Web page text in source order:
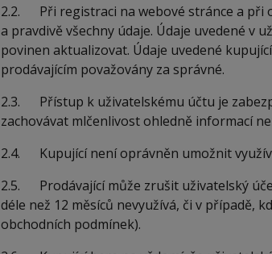
2.2. Při registraci na webové stránce a při
a pravdivě všechny údaje. Údaje uvedené v
povinen aktualizovat. Údaje uvedené
prodávajícím považovány za správné.
2.3. Přístup k uživatelskému účtu je
zachovávat mlčenlivost ohledně informací
2.4. Kupující není oprávněn umožnit
2.5. Prodávající může zrušit uživatelský
déle než 12 měsíců nevyužívá, či v případě,
obchodních podmínek).